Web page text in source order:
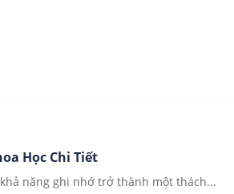
Học Chi Tiết
năng ghi nhớ trở thành một thách...